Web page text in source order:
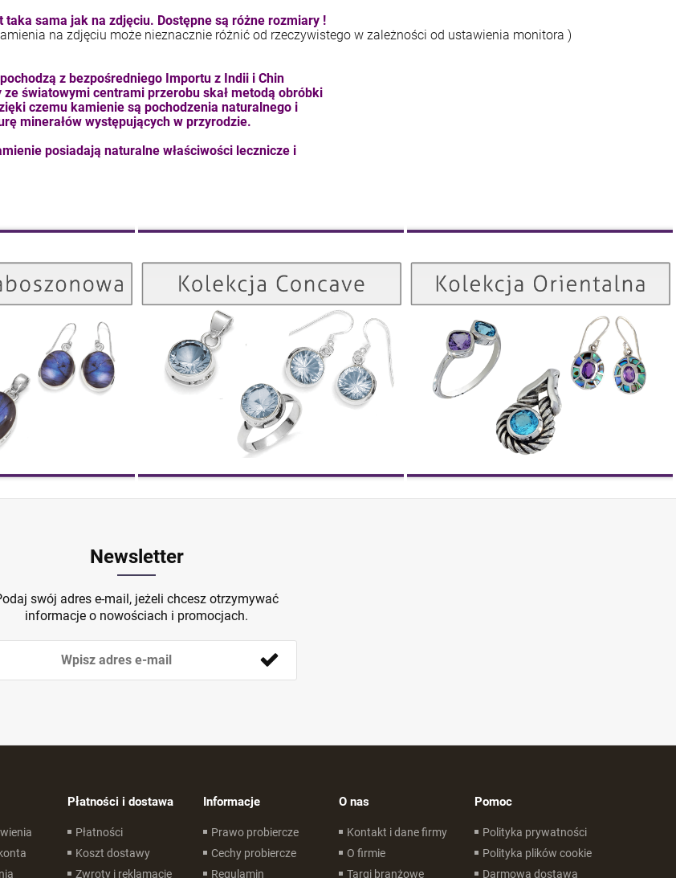
taka sama jak na zdjęciu. Dostępne są różne rozmiary !
na zdjęciu może nieznacznie różnić od rzeczywistego w zależności od ustawienia monitora )
z bezpośredniego Importu z Indii i Chin
ze światowymi centrami przerobu skał metodą obróbki
czemu kamienie są pochodzenia naturalnego i
minerałów występujących w przyrodzie.
posiadają naturalne właściwości lecznicze i
Kolekcja Kaboszonowa
ZOBACZ
Kolekcja Concave
ZOBACZ
Kolekcja Orientalna
ZOBACZ
Newsletter
swój adres e-mail, jeżeli chcesz otrzymywać
informacje o nowościach i promocjach.
Płatności i dostawa
Płatności
Koszt dostawy
Zwroty i reklamacje
Informacje
Prawo probiercze
Cechy probiercze
Regulamin
O nas
Kontakt i dane firmy
O firmie
Targi branżowe
Pomoc
Polityka prywatności
Polityka plików cookie
Darmowa dostawa